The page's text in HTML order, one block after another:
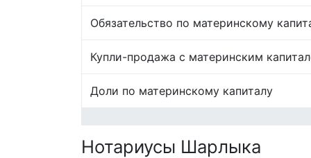
Обязательство по материнскому
Купли-продажа с материнским
Доли по материнскому капиталу
Нотариусы Шарлыка